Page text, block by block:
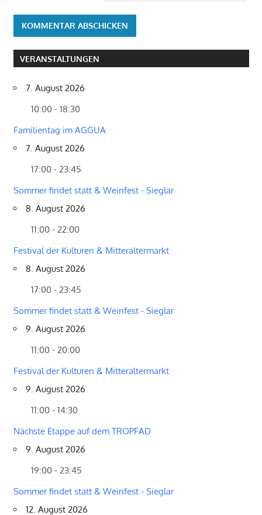
VERANSTALTUNGEN
7. August 2026
10:00 - 18:30
Familientag im AGGUA
7. August 2026
17:00 - 23:45
Sommer findet statt & Weinfest - Sieglar
8. August 2026
11:00 - 22:00
Festival der Kulturen & Mitteraltermarkt
8. August 2026
17:00 - 23:45
Sommer findet statt & Weinfest - Sieglar
9. August 2026
11:00 - 20:00
Festival der Kulturen & Mitteraltermarkt
9. August 2026
11:00 - 14:30
Nächste Etappe auf dem TROPFAD
9. August 2026
19:00 - 23:45
Sommer findet statt & Weinfest - Sieglar
12. August 2026